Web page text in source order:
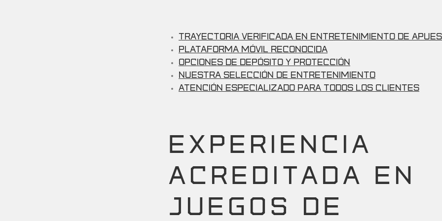
Trayectoria Verificada en Entretenimiento de
Plataforma Móvil Reconocida
Opciones de Depósito y Protección
Nuestra Selección de Entretenimiento
Atención Especializado para Todos los Clientes
EXPERIENCIA
ACREDITADA EN
JUEGOS DE